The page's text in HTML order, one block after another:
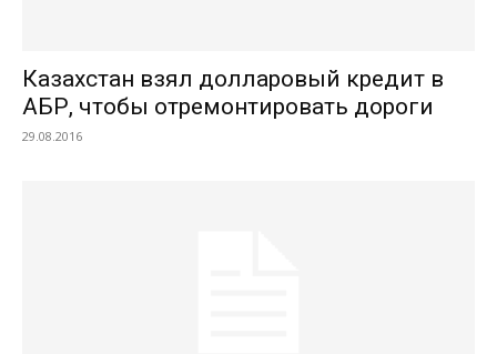
Казахстан взял долларовый кредит в
АБР, чтобы отремонтировать дороги
29.08.2016